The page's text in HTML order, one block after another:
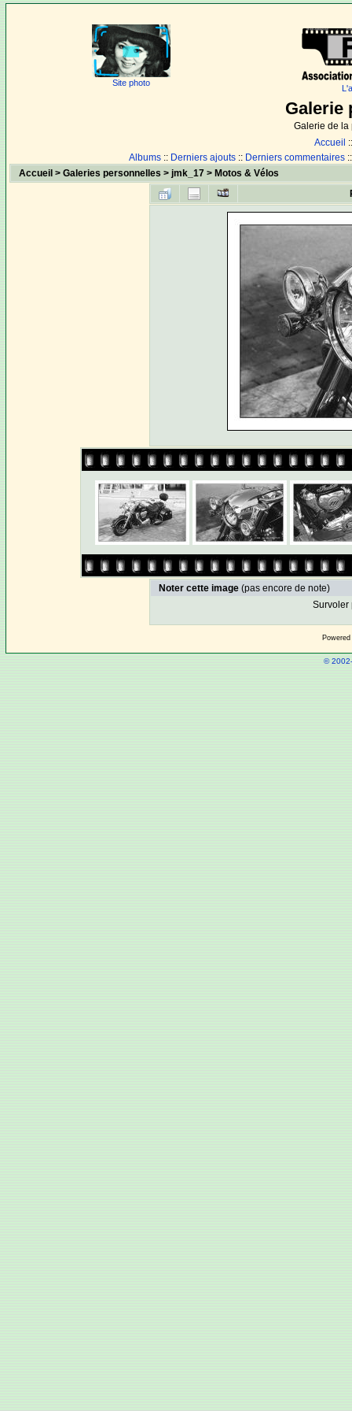
Site photo
Galerie
Galerie de la
Accueil
Albums :: Derniers ajouts :: Derniers commentaires
Accueil > Galeries personnelles > jmk_17> Motos & Vélos
Noter cette image (pas encore de note)
Survoler
©